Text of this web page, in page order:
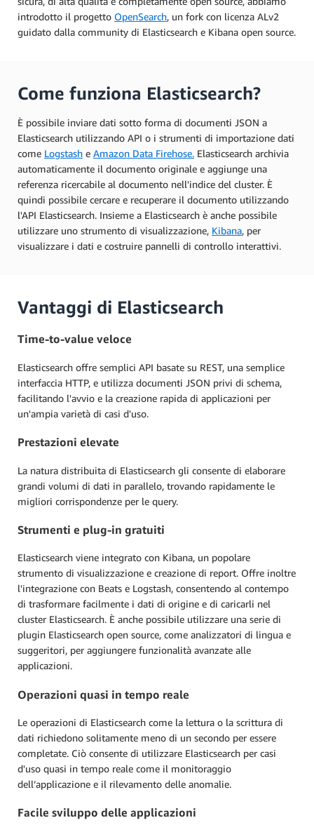
introdotto il progetto OpenSearch, un fork con licenza ALv2
guidato dalla community di Elasticsearch e Kibana open source.
Come funziona Elasticsearch?
È possibile inviare dati sotto forma di documenti JSON a
Elasticsearch utilizzando API o i strumenti di importazione dati
come Logstash e Amazon Data Firehose. Elasticsearch archivia
automaticamente il documento originale e aggiunge una
referenza ricercabile al documento nell'indice del cluster. È
quindi possibile cercare e recuperare il documento utilizzando
l'API Elasticsearch. Insieme a Elasticsearch è anche possibile
utilizzare uno strumento di visualizzazione, Kibana, per
visualizzare i dati e costruire pannelli di controllo interattivi.
Vantaggi di Elasticsearch
Time-to-value veloce
Elasticsearch offre semplici API basate su REST, una semplice
interfaccia HTTP, e utilizza documenti JSON privi di schema,
facilitando l'avvio e la creazione rapida di applicazioni per
un'ampia varietà di casi d'uso.
Prestazioni elevate
La natura distribuita di Elasticsearch gli consente di elaborare
grandi volumi di dati in parallelo, trovando rapidamente le
migliori corrispondenze per le query.
Strumenti e plug-in gratuiti
Elasticsearch viene integrato con Kibana, un popolare
strumento di visualizzazione e creazione di report. Offre inoltre
l'integrazione con Beats e Logstash, consentendo al contempo
di trasformare facilmente i dati di origine e di caricarli nel
cluster Elasticsearch. È anche possibile utilizzare una serie di
plugin Elasticsearch open source, come analizzatori di lingua e
suggeritori, per aggiungere funzionalità avanzate alle
applicazioni.
Operazioni quasi in tempo reale
Le operazioni di Elasticsearch come la lettura o la scrittura di
dati richiedono solitamente meno di un secondo per essere
completate. Ciò consente di utilizzare Elasticsearch per casi
d'uso quasi in tempo reale come il monitoraggio
dell’applicazione e il rilevamento delle anomalie.
Facile sviluppo delle applicazioni